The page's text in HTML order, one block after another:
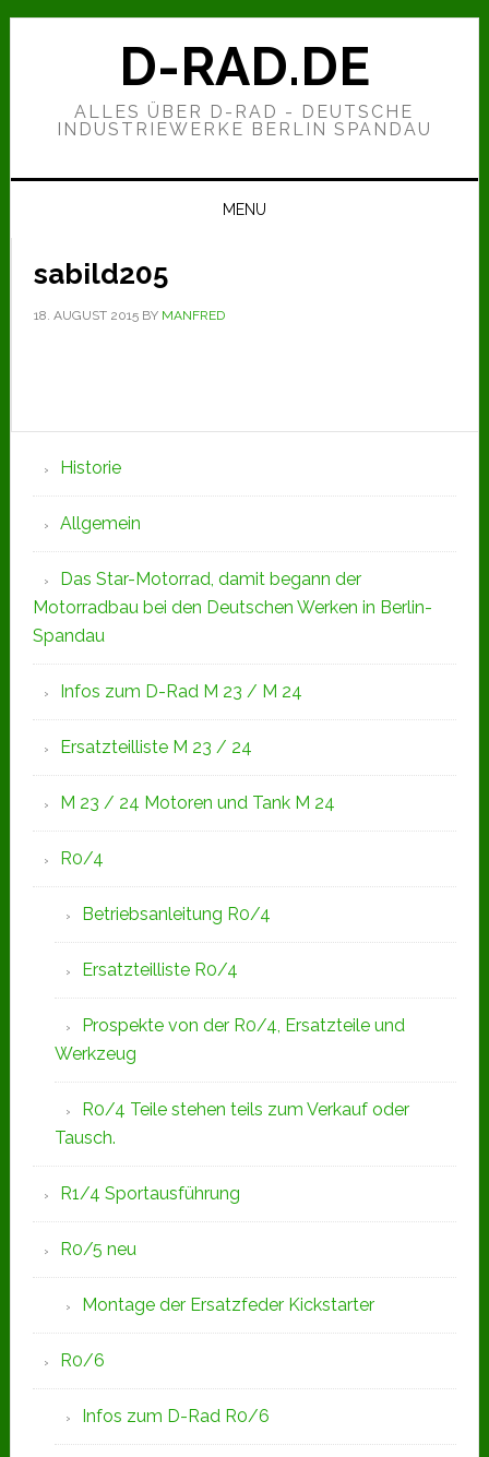
Zur
Hauptnavigation
Zum
Zur
D-RAD.DE
ALLES ÜBER D-RAD - DEUTSCHE
INDUSTRIEWERKE BERLIN SPANDAU
MENU
sabild205
18. AUGUST 2015BY MANFRED
Seitenspalte
Historie
Allgemein
Das Star-Motorrad, damit begann der
Motorradbau bei den Deutschen Werken in Berlin-
Spandau
Infos zum D-Rad M 23 / M 24
Ersatzteilliste M 23 / 24
M 23 / 24 Motoren und Tank M 24
R0/4
Betriebsanleitung R0/4
Ersatzteilliste R0/4
Prospekte von der R0/4, Ersatzteile und
Werkzeug
R0/4 Teile stehen teils zum Verkauf oder
Tausch.
R1/4 Sportausführung
R0/5 neu
Montage der Ersatzfeder Kickstarter
R0/6
Infos zum D-Rad R0/6